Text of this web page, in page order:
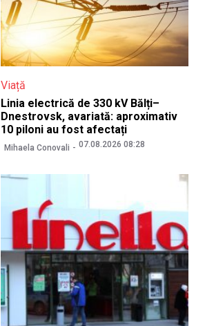
Viață
Linia electrică de 330 kV Bălți–
Dnestrovsk, avariată: aproximativ
10 piloni au fost afectați
Mihaela Conovali 07.08.2026 08:28